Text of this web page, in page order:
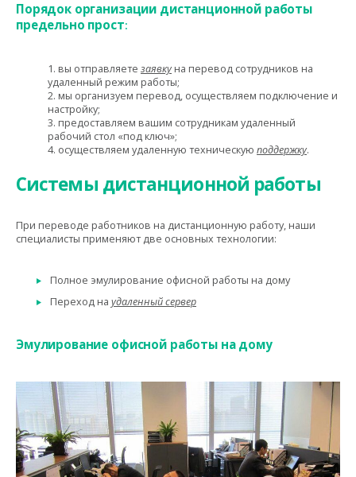
Порядок организации дистанционной работы
предельно прост:
1. вы отправляете заявкуна перевод сотрудников на
удаленный режим работы;
2. мы организуем перевод, осуществляем подключение и
настройку;
3. предоставляем вашим сотрудникам удаленный
рабочий стол «под ключ»;
4. осуществляем удаленную техническую поддержку.
Системы дистанционной работы
При переводе работников на дистанционную работу, наши
специалисты применяют две основных технологии:
Полное эмулирование офисной работы на дому
Переход на удаленный сервер
Эмулирование офисной работы на дому